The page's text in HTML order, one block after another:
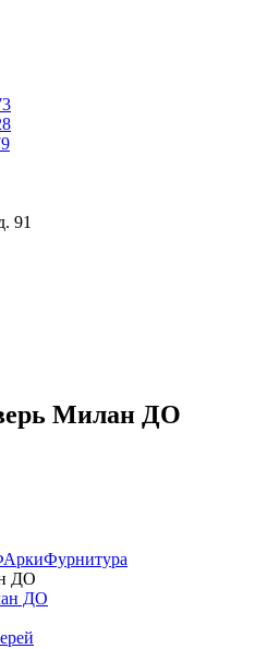
91
Милан ДО
АркиФурнитура
ДО